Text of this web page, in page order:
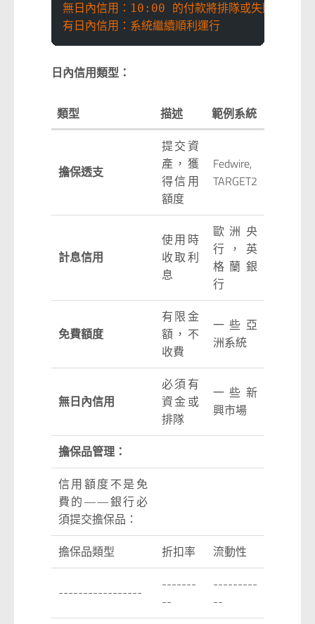
無日內信用：10:00 的付款將排隊或失敗
有日內信用：系統繼續順利運行
日內信用類型：
類型 描述 範例系統
擔保透支
提交資
產，獲
得信用
額度
Fedwire,
TARGET2
計息信用
使用時
收取利
息
歐洲央
行，英
格蘭銀
行
免費額度
有限金
額，不
收費
一些亞
洲系統
無日內信用
必須有
資金或
排隊
一些新
興市場
擔保品管理：
信用額度不是免
費的——銀行必
須提交擔保品：
擔保品類型
折扣率 流動性
-----------------
-------
--
---------
--